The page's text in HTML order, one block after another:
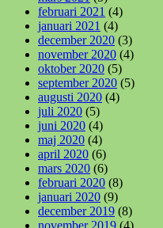
februari 2021 (4)
januari 2021 (4)
december 2020 (3)
november 2020 (4)
oktober 2020 (5)
september 2020 (5)
augusti 2020 (4)
juli 2020 (5)
juni 2020 (4)
maj 2020 (4)
april 2020 (6)
mars 2020 (6)
februari 2020 (8)
januari 2020 (9)
december 2019 (8)
november 2019 (4)